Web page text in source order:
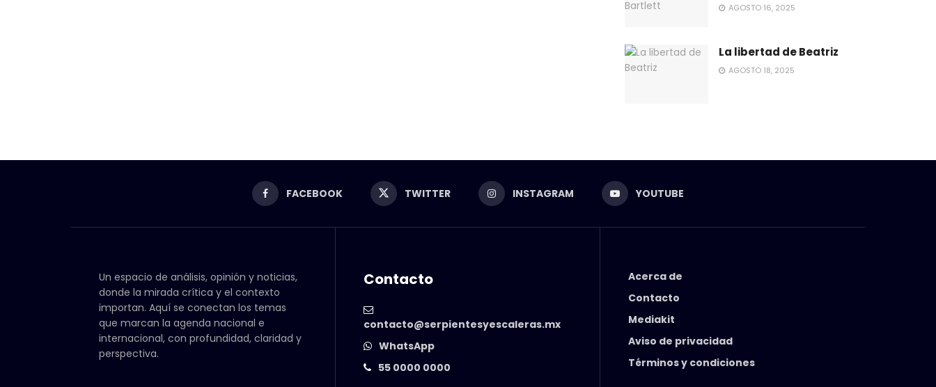
AGOSTO 16, 2025
La libertad de Beatriz
AGOSTO 18, 2025
FACEBOOK TWITTER INSTAGRAM YOUTUBE
Un espacio de análisis, opinión y noticias,
donde la mirada crítica y el contexto
importan. Aquí se conectan los temas
que marcan la agenda nacional e
internacional, con profundidad, claridad y
perspectiva.
Contacto
contacto@serpientesyescaleras.mx
WhatsApp
55 0000 0000
Acerca de
Contacto
Mediakit
Aviso de privacidad
Términos y condiciones